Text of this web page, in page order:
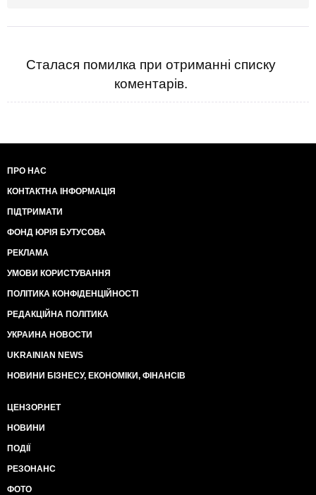
незворотність європейського та
євроатлантичного курсу України, прагнучи
розвивати і зміцнювати демократичну, соціальну,
всенародним голосуванням, приймає цю
И во многих других текстах автора из верных
предпосылок следуют довольно мутные выводы.
идиот? Х.З.
Сталася помилка при отриманні списку
коментарів.
ПРО НАС
КОНТАКТНА ІНФОРМАЦІЯ
ПІДТРИМАТИ
ФОНД ЮРІЯ БУТУСОВА
РЕКЛАМА
УМОВИ КОРИСТУВАННЯ
ПОЛІТИКА КОНФІДЕНЦІЙНОСТІ
РЕДАКЦІЙНА ПОЛІТИКА
УКРАИНА НОВОСТИ
UKRAINIAN NEWS
НОВИНИ БІЗНЕСУ, ЕКОНОМІКИ, ФІНАНСІВ
ЦЕНЗОР.НЕТ
НОВИНИ
ПОДІЇ
РЕЗОНАНС
ФОТО